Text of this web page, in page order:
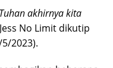
akhirnya kita
No Limit dikutip
2023).